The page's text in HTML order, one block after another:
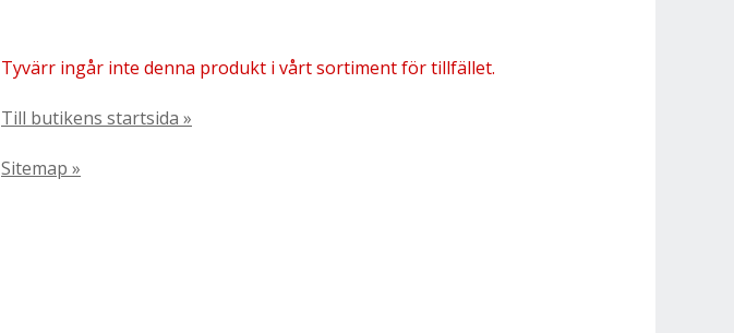
Tyvärr ingår inte denna produkt i vårt sortiment för tillfället.
Till butikens startsida »
Sitemap »